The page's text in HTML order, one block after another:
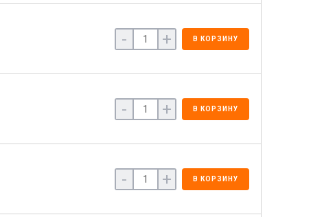
- + В КОРЗИНУ
- + В КОРЗИНУ
- + В КОРЗИНУ